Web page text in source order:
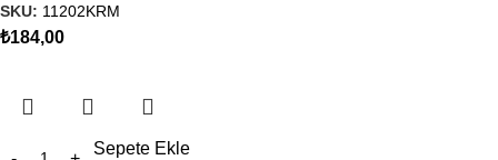
SKU: 11202KRM
₺184,00
Sepete Ekle